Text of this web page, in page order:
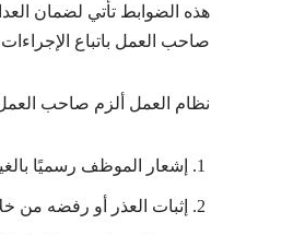
هذه الضوابط تأتي لضمان
صاحب العمل باتباع
نظام العمل ألزم صاحب
إشعار الموظف رسميًا
إثبات العذر أو رفضه من